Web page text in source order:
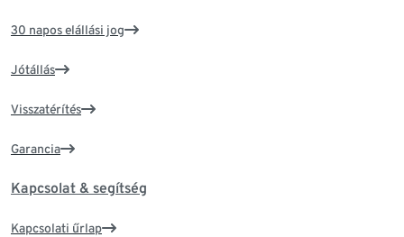
30 napos elállási jog
Jótállás
Visszatérítés
Garancia
Kapcsolat & segítség
Kapcsolati űrlap